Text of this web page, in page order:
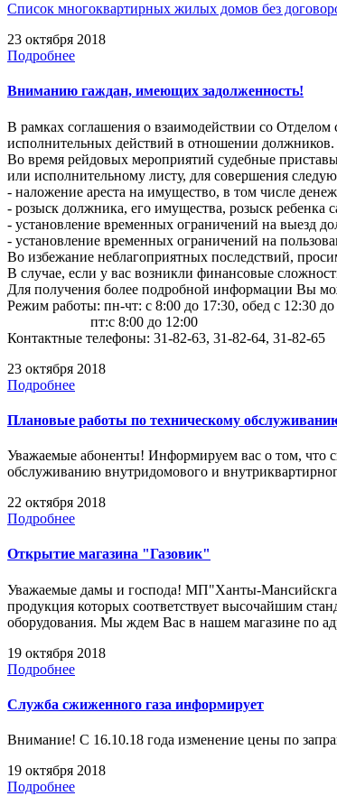
Список многоквартирных жилых домов без
23 октября 2018
Подробнее
Вниманию гаждан, имеющих задолженность!
В рамках соглашения о взаимодействии со
исполнительных действий в отношении должников.
Во время рейдовых мероприятий судебные
или исполнительному листу, для совершения
- наложение ареста на имущество, в том числе
- розыск должника, его имущества, розыск ребенка
- установление временных ограничений на выезд
- установление временных ограничений на
Во избежание неблагоприятных последствий,
В случае, если у вас возникли финансовые
Для получения более подробной информации Вы
Режим работы: пн-чт: с 8:00 до 17:30, обед с 12:30 до
пт:с 8:00 до 12:00
Контактные телефоны: 31-82-63, 31-82-64, 31-82-65
23 октября 2018
Подробнее
Плановые работы по техническому
Уважаемые абоненты! Информируем вас о том, что
обслуживанию внутридомового и
22 октября 2018
Подробнее
Открытие магазина "Газовик"
Уважаемые дамы и господа! МП"Ханты-
продукция которых соответствует высочайшим
оборудования. Мы ждем Вас в нашем магазине по
19 октября 2018
Подробнее
Служба сжиженного газа информирует
Внимание! С 16.10.18 года изменение цены по
19 октября 2018
Подробнее